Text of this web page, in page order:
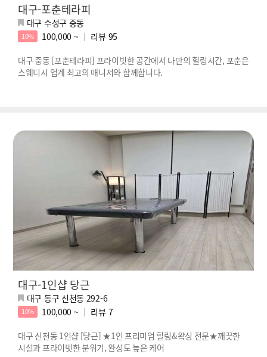
대구-포춘테라피
대구 수성구 중동
10% 100,000 ~ 리뷰 95
대구 중동 [포춘테라피] 프라이빗한 공간에서 나만의 힐링시간, 포춘은
스웨디시 업계 최고의 매니저와 함께합니다.
대구-1인샵 당근
대구 동구 신천동 292-6
10% 100,000 ~ 리뷰 7
대구 신천동 1인샵 [당근] ★1인 프리미엄 힐링&왁싱 전문★깨끗한
시설과 프라이빗한 분위기, 완성도 높은 케어